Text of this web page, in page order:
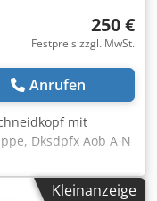
250 €
Festpreis zzgl. MwSt.
Anrufen
mit
Dksdpfx Aob A N
Gewicht: 15 kg
Kleinanzeige